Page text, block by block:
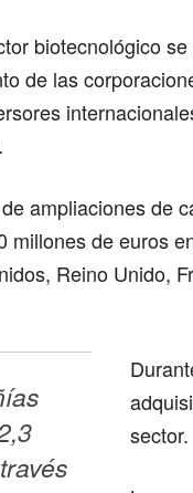
biotecnológico
de las
ampliaciones de
millones de euros
Reino Unido,
sector.